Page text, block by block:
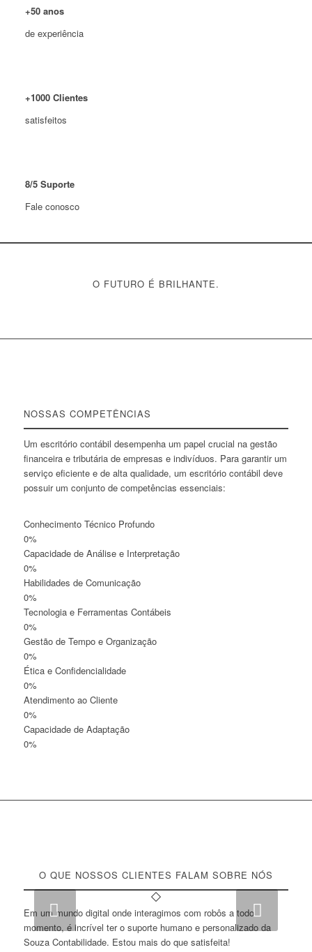
+50anos
de experiência
+1000Clientes
satisfeitos
8/5Suporte
Fale conosco
O FUTURO É BRILHANTE.
NOSSAS COMPETÊNCIAS
Um escritório contábil desempenha um papel crucial na gestão
financeira e tributária de empresas e indivíduos. Para garantir um
serviço eficiente e de alta qualidade, um escritório contábil deve
possuir um conjunto de competências essenciais:
Conhecimento Técnico Profundo
0%
Capacidade de Análise e Interpretação
0%
Habilidades de Comunicação
0%
Tecnologia e Ferramentas Contábeis
0%
Gestão de Tempo e Organização
0%
Ética e Confidencialidade
0%
Atendimento ao Cliente
0%
Capacidade de Adaptação
0%
O QUE NOSSOS CLIENTES FALAM SOBRE NÓS
Em um mundo digital onde interagimos com robôs a todo
momento, é incrível ter o suporte humano e personalizado da
Souza Contabilidade. Estou mais do que satisfeita!
Próximo